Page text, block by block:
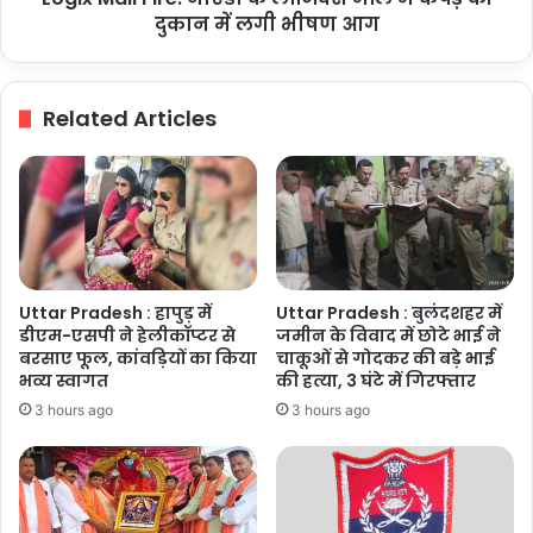
दुकान में लगी भीषण आग
Related Articles
Uttar Pradesh : हापुड़ में
डीएम-एसपी ने हेलीकॉप्टर से
बरसाए फूल, कांवड़ियों का किया
भव्य स्वागत
3 hours ago
Uttar Pradesh : बुलंदशहर में
जमीन के विवाद में छोटे भाई ने
चाकूओं से गोदकर की बड़े भाई
की हत्या, 3 घंटे में गिरफ्तार
3 hours ago